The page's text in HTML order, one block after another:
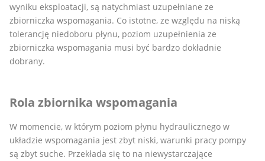
wyniku eksploatacji, są natychmiast uzupełniane ze
zbiorniczka wspomagania. Co istotne, ze względu na niską
tolerancję niedoboru płynu, poziom uzupełnienia ze
zbiorniczka wspomagania musi być bardzo dokładnie
dobrany.
Rola zbiornika wspomagania
W momencie, w którym poziom płynu hydraulicznego w
układzie wspomagania jest zbyt niski, warunki pracy pompy
są zbyt suche. Przekłada się to na niewystarczające